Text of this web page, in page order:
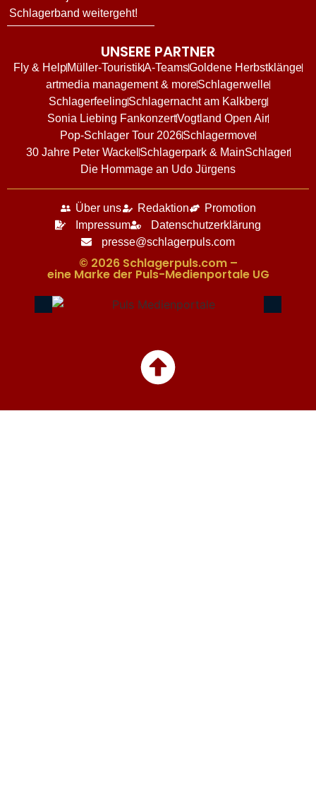
Schlagerband weitergeht!
UNSERE PARTNER
Fly & HelpMüller-TouristikA-TeamsGoldene Herbstklänge
artmedia management & moreSchlagerwelle
SchlagerfeelingSchlagernacht am Kalkberg
Sonia Liebing FankonzertVogtland Open Air
Pop-Schlager Tour 2026Schlagermove
30 Jahre Peter Wackel Schlagerpark & MainSchlager
Die Hommage an Udo Jürgens
Über uns Redaktion
Promotion
Impressum
Datenschutzerklärung
presse@schlagerpuls.com
© 2026 Schlagerpuls.com –
eine Marke der Puls-Medienportale UG​